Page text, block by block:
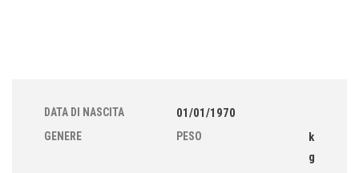
DATA DI NASCITA 01/01/1970
GENERE PESO
k
g